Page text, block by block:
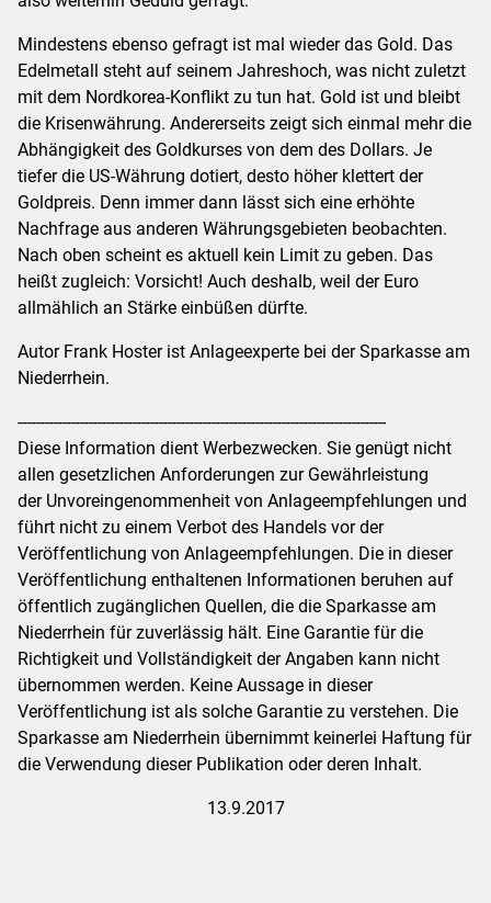
Mindestens ebenso gefragt ist mal wieder das Gold. Das
Edelmetall steht auf seinem Jahreshoch, was nicht zuletzt
mit dem Nordkorea-Konflikt zu tun hat. Gold ist und bleibt
die Krisenwährung. Andererseits zeigt sich einmal mehr die
Abhängigkeit des Goldkurses von dem des Dollars. Je
tiefer die US-Währung dotiert, desto höher klettert der
Goldpreis. Denn immer dann lässt sich eine erhöhte
Nachfrage aus anderen Währungsgebieten beobachten.
Nach oben scheint es aktuell kein Limit zu geben. Das
heißt zugleich: Vorsicht! Auch deshalb, weil der Euro
allmählich an Stärke einbüßen dürfte.
Autor Frank Hoster ist Anlageexperte bei der Sparkasse am
Niederrhein.
------------------------------------------------------------------------------------
Diese Information dient Werbezwecken. Sie genügt nicht
allen gesetzlichen Anforderungen zur Gewährleistung
der Unvoreingenommenheit von Anlageempfehlungen und
führt nicht zu einem Verbot des Handels vor der
Veröffentlichung von Anlageempfehlungen. Die in dieser
Veröffentlichung enthaltenen Informationen beruhen auf
öffentlich zugänglichen Quellen, die die Sparkasse am
Niederrhein für zuverlässig hält. Eine Garantie für die
Richtigkeit und Vollständigkeit der Angaben kann nicht
übernommen werden. Keine Aussage in dieser
Veröffentlichung ist als solche Garantie zu verstehen. Die
Sparkasse am Niederrhein übernimmt keinerlei Haftung für
die Verwendung dieser Publikation oder deren Inhalt.
13.9.2017